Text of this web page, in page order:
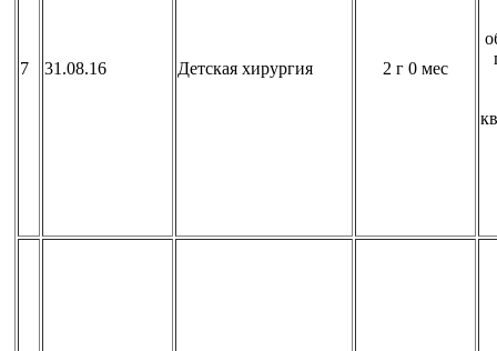
7 31.08.16 Детская хирургия 2 г 0 мес